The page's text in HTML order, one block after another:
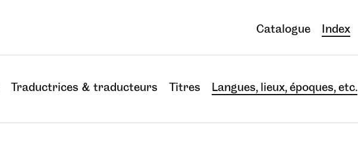
Catalogue Index
Traductrices & traducteurs Titres Langues, lieux, époques, etc.